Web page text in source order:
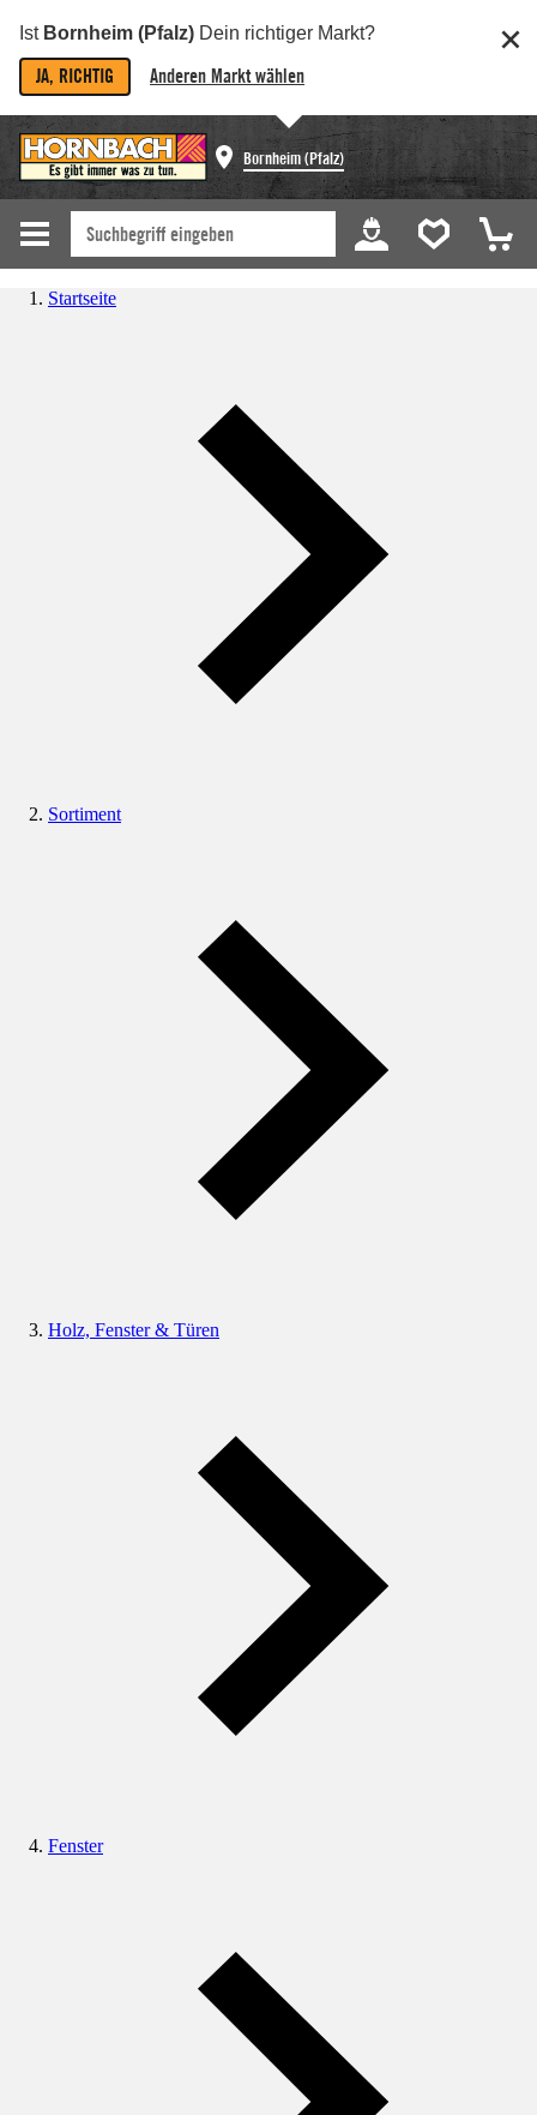
Ist Bornheim (Pfalz) Dein richtiger Markt?
JA, RICHTIG Anderen Markt wählen
Bornheim (Pfalz)
Startseite
Sortiment
Holz, Fenster & Türen
Fenster